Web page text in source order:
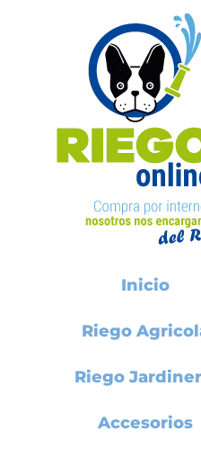
Inicio
Riego
Riego
Accesorios